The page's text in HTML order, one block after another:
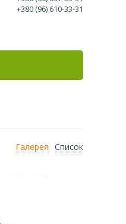
+380 (96) 610-33-31
Галерея Список